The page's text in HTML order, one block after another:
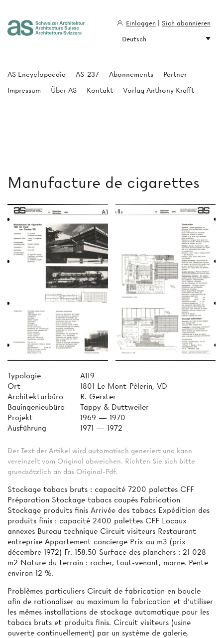
Manufacture de cigarettes
Typologie
AII9
Ort
1801 Le Mont-Pèlerin, VD
Architekturbüro
R. Gerster
Bauingenieubüro
Tappy & Duttweiler
Projekt
1969 — 1970
Ausführung
1971 — 1972
Der Text der Artikel wird automatisch generiert und kann
vereinzelt vom Original abweichen. Richten Sie sich bitte
grundsätzlich an das Original-Pdf.
Stockage tabacs bruts : capacité 7200 palettes CFF
Préparation Stockage tabacs coupés Fabrication
Stockage produits finis Arrivée des tabacs Expédition des
produits finis : capacité 2400 palettes CFF Locaux
annexes Bureau technique Circuit visiteurs Restaurant
entreprise Appartement concierge Prix au m3 (prix
décembre 1972) Fr. 158.50 Surface des planchers : 21 028
m2 Nature du terrain : rocher, tout-venant, marne. Pente
environ 12 %.
Problèmes particuliers Circuit de fabrication en boucle
afin de rationaliser au maximum la fabrication et d’utiliser
les mêmes installations de stockage automatique pour les
tabacs bruts et produits finis. Circuit visiteurs (usine
ouverte continuellement) par un système de galerie,
AS Encyclopaedia AS-237 Abonnements
Partner
Impressum
Über AS Kontakt Vorlag Anthony Krafft
Einloggen
Sich abonnieren
Deutsch